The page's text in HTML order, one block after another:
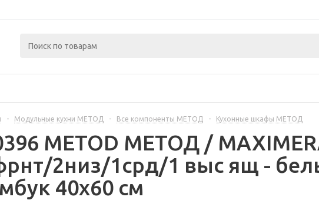
- Модульные кухни МЕТОД - Все компоненты МЕТОД - Кухонные шкафы МЕТОД
METOD МЕТОД /
2низ/1срд/1 выс ящ -
40x60 см